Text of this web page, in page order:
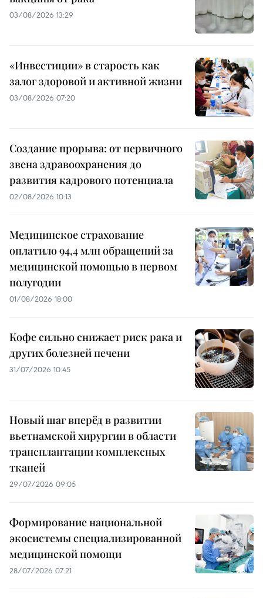
03/08/2026 13:29
«Инвестиции» в старость как
залог здоровой и активной жизни
03/08/2026 07:20
Создание прорыва: от первичного
звена здравоохранения до
развития кадрового потенциала
02/08/2026 10:13
Медицинское страхование
оплатило 94,4 млн обращений за
медицинской помощью в первом
полугодии
01/08/2026 18:00
Кофе сильно снижает риск рака и
других болезней печени
31/07/2026 10:45
Новый шаг вперёд в развитии
вьетнамской хирургии в области
трансплантации комплексных
тканей
29/07/2026 09:05
Формирование национальной
экосистемы специализированной
медицинской помощи
28/07/2026 07:21